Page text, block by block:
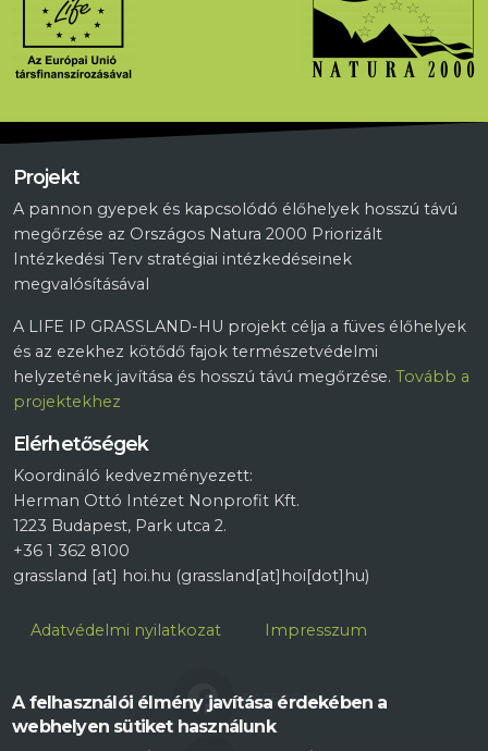
Projekt
A pannon gyepek és kapcsolódó élőhelyek hosszú távú
megőrzése az Országos Natura 2000 Priorizált
Intézkedési Terv stratégiai intézkedéseinek
megvalósításával
A LIFE IP GRASSLAND-HU projekt célja a füves élőhelyek
és az ezekhez kötődő fajok természetvédelmi
helyzetének javítása és hosszú távú megőrzése. Tovább a
projektekhez
Elérhetőségek
Koordináló kedvezményezett:
Herman Ottó Intézet Nonprofit Kft.
1223 Budapest, Park utca 2.
+36 1 362 8100
grassland [at] hoi.hu (grassland[at]hoi[dot]hu)
Lábléc
Adatvédelmi nyilatkozat Impresszum
FACEBOOK
A felhasználói élmény javítása érdekében a
webhelyen sütiket használunk